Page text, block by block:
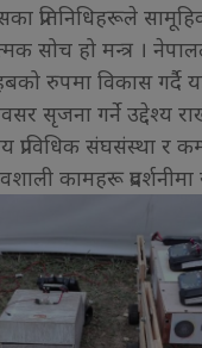
प्रतिनिधिहरूले
सोच हो मन्त्र ।
रुपमा विकास गर्दै
सृजना गर्ने उद्देश्य
प्राविधिक संघसंस्था र
कामहरू